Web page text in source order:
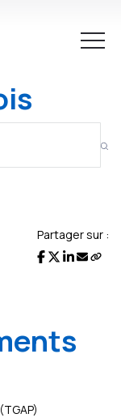
Partager sur :